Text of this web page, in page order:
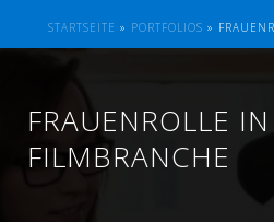
STARTSEITE » PORTFOLIOS »
FRAUENROLLE
FILMBRANCHE